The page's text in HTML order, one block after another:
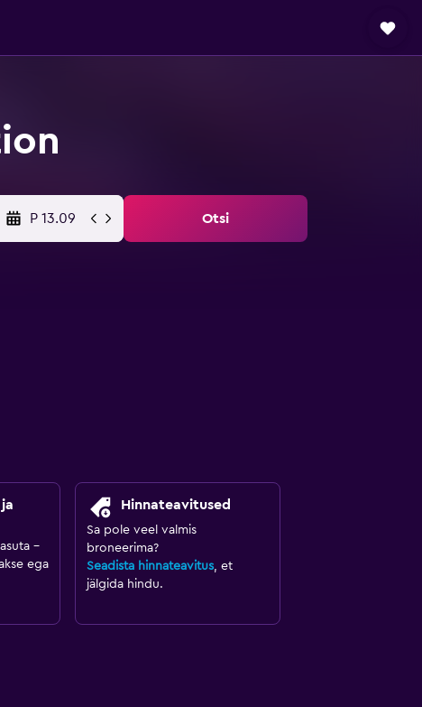
P 13.09 Otsi
–
ega
Hinnateavitused
Sa pole veel valmis
broneerima?
Seadista hinnateavitus, et
jälgida hindu.